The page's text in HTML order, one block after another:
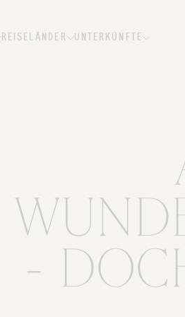
REISELÄNDER UNTERKÜNFTE
-